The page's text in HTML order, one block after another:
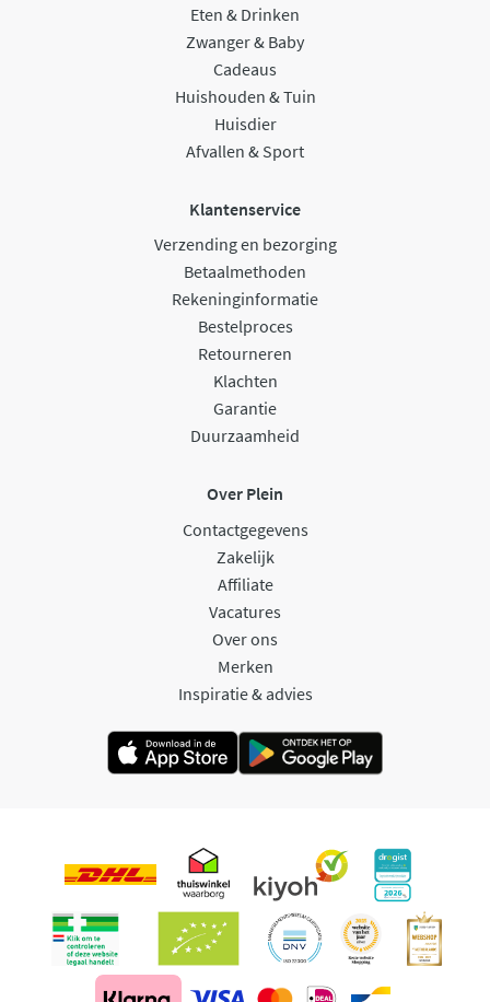
Eten & Drinken
Zwanger & Baby
Cadeaus
Huishouden & Tuin
Huisdier
Afvallen & Sport
Klantenservice
Verzending en bezorging
Betaalmethoden
Rekeninginformatie
Bestelproces
Retourneren
Klachten
Garantie
Duurzaamheid
Over Plein
Contactgegevens
Zakelijk
Affiliate
Vacatures
Over ons
Merken
Inspiratie & advies